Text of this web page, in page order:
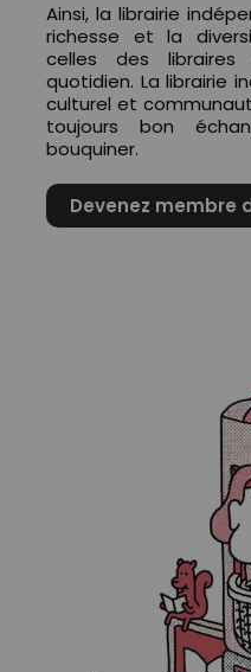
Ainsi, la librairie
richesse et la
celles des
quotidien. La librairie
culturel et
toujours bon
bouquiner.
Devenez membre